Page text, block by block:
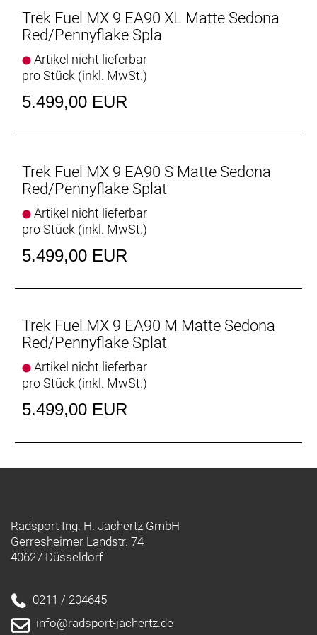
Dämpferaufnahme für eine progressivere Kennlinie.
Integrierter Zero-Stack-Steuersatz
Der Zero-Stack-Steuersatz ermöglicht dir, auf dem
Zubehörmarkt aus unzähligen Nachrüstlösungen
zu wählen, um dein Cockpit etwa mit einem
aufrüsten.
Staufach und Zubehöraufnahmen
Verstaue Werkzeug und andere wichtige Utensilien
im Unterrohrstaufach – sowohl bei den Aluminium-
als auch den Carbonmodellen des Fuel. Und dank
der praktischen Aufnahmepunkte am Oberrohr
kannst du noch mehr Equipment mitnehmen.
Rahmentaschen und vieles mehr.
Active Braking Pivot
Active Braking Pivot erlaubt unseren Ingenieuren die
voneinander auf Beschleunigungs- und Bremskräfte
mehr Vertrauen.
integriertes Staufach, ZS Steuersatz, verstellbares
Hebelverhältnis, geführte interne Zug- und
Leitungsverlegung, austauschbarer
Dämpferaufnahme, Unterrohrschutz, Shuttle-
Protektor, BSA 73, ISCG 05, ABP, UDH, Boost148,
Trek Fuel MX 9 EA90 XL Matte Sedona
Red/Pennyflake Spla
Artikel nicht lieferbar
pro Stück (inkl. MwSt.)
5.499,00 EUR
Trek Fuel MX 9 EA90 S Matte Sedona
Red/Pennyflake Splat
Artikel nicht lieferbar
pro Stück (inkl. MwSt.)
5.499,00 EUR
Trek Fuel MX 9 EA90 M Matte Sedona
Red/Pennyflake Splat
Artikel nicht lieferbar
pro Stück (inkl. MwSt.)
5.499,00 EUR
Radsport Ing. H. Jachertz GmbH
Gerresheimer Landstr. 74
40627 Düsseldorf
0211 / 204645
info@radsport-jachertz.de